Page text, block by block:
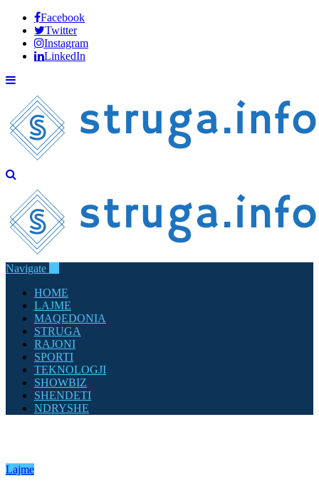
Facebook
Twitter
Instagram
LinkedIn
Navigate
HOME
LAJME
MAQEDONIA
STRUGA
RAJONI
SPORTI
TEKNOLOGJI
SHOWBIZ
SHENDETI
NDRYSHE
Lajme